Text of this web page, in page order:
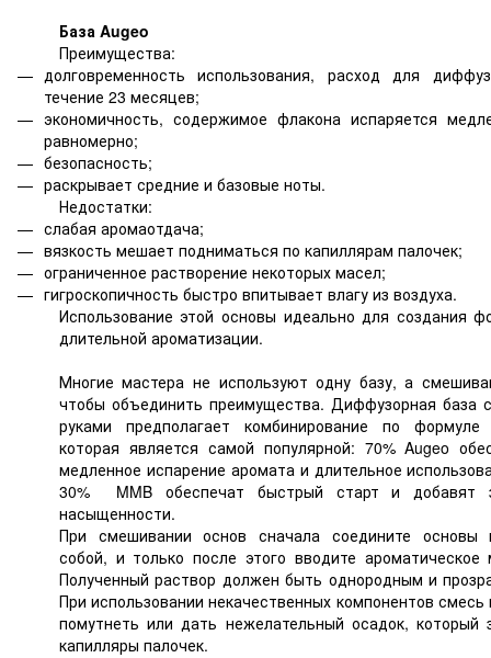
База Augeo
Преимущества:
долговременность использования, расход для
течение 23 месяцев;
экономичность, содержимое флакона испаряется
равномерно;
безопасность;
раскрывает средние и базовые ноты.
Недостатки:
слабая аромаотдача;
вязкость мешает подниматься по капиллярам палочек;
ограниченное растворение некоторых масел;
гигроскопичность быстро впитывает влагу из воздуха.
Использование этой основы идеально для создания
длительной ароматизации.
Многие мастера не используют одну базу, а
чтобы объединить преимущества. Диффузорная база
руками предполагает комбинирование по формуле
которая является самой популярной: 70% Augeo
медленное испарение аромата и длительное
30% MMB обеспечат быстрый старт и добавят
насыщенности.
При смешивании основ сначала соедините основы
собой, и только после этого вводите ароматическое
Полученный раствор должен быть однородным и
При использовании некачественных компонентов
помутнеть или дать нежелательный осадок, который
капилляры палочек.